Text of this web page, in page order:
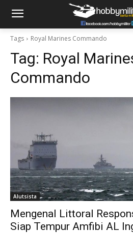
Tags Royal Marines Commando
Tag: Royal
Commando
Alutsista
Mengenal Littoral
Siap Tempur Amfibi AL